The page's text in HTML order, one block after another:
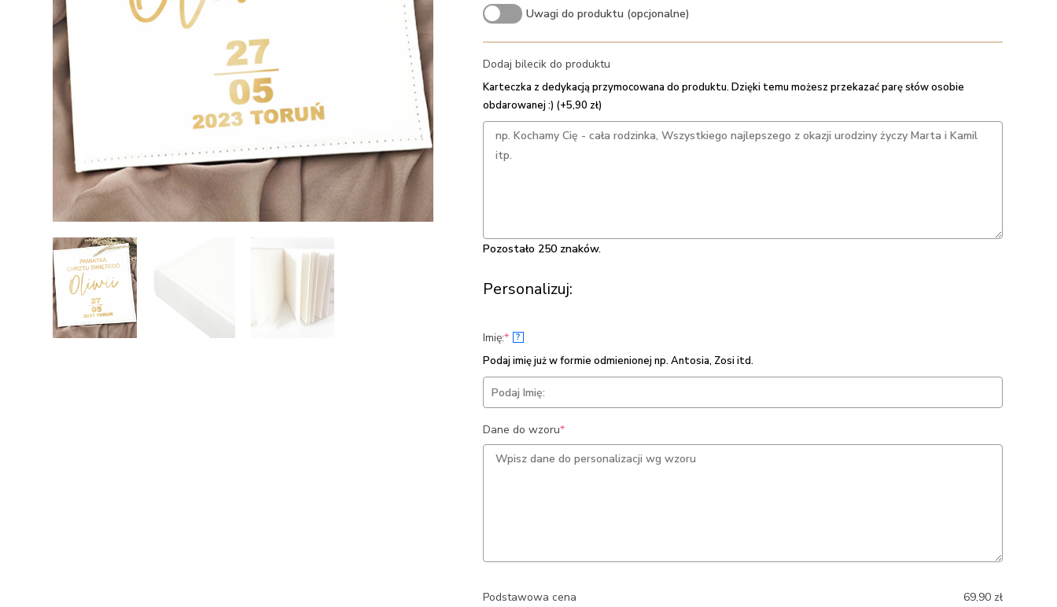
Uwagi do produktu (opcjonalne)
Dodaj bilecik do produktu
Karteczka z dedykacją przymocowana do produktu. Dzięki temu możesz przekazać parę słów osobie
obdarowanej :) (+5,90 zł)
Pozostało 250 znaków.
Personalizuj:
Imię:*(required)
?
Podaj imię już w formie odmienionej np. Antosia, Zosi itd.
Dane do wzoru*(required)
Podstawowa cena 69,90 zł